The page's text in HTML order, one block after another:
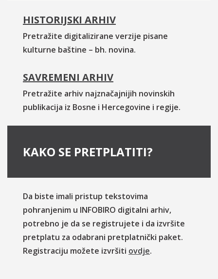
HISTORIJSKI ARHIV
Pretražite digitalizirane verzije pisane
kulturne baštine – bh. novina.
SAVREMENI ARHIV
Pretražite arhiv najznačajnijih novinskih
publikacija iz Bosne i Hercegovine i regije.
KAKO SE PRETPLATITI?
Da biste imali pristup tekstovima
pohranjenim u INFOBIRO digitalni arhiv,
potrebno je da se registrujete i da izvršite
pretplatu za odabrani pretplatnički paket.
Registraciju možete izvršiti ovdje.